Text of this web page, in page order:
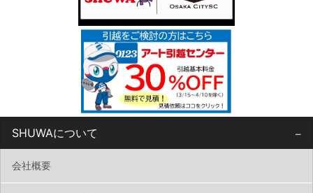
SHUWAについて
会社概要